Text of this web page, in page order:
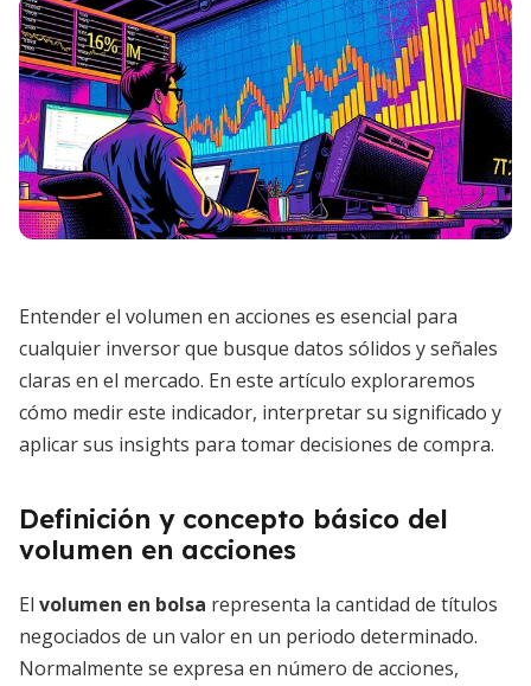
Entender el volumen en acciones es esencial para
cualquier inversor que busque datos sólidos y señales
claras en el mercado. En este artículo exploraremos
cómo medir este indicador, interpretar su significado y
aplicar sus insights para tomar decisiones de compra.
Definición y concepto básico del
volumen en acciones
El volumen en bolsa representa la cantidad de títulos
negociados de un valor en un periodo determinado.
Normalmente se expresa en número de acciones,